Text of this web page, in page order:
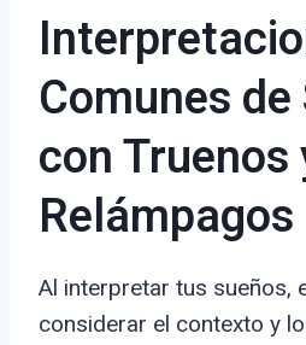
Comunes
con Truenos
Relámpagos
Al interpretar tus sueños,
considerar el contexto y